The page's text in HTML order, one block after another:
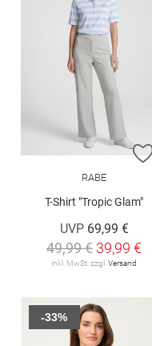
RABE
T-Shirt "Tropic Glam"
UVP 69,99 €
49,99 € 39,99 €
inkl. MwSt. zzgl. Versand
-33%